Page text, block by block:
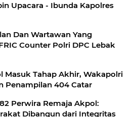
Upacara - Ibunda Kapolres
Dan Wartawan Yang
Counter Polri DPC Lebak
Masuk Tahap Akhir, Wakapolri
Penampilan 404 Catar
Perwira Remaja Akpol:
Dibangun dari Integritas